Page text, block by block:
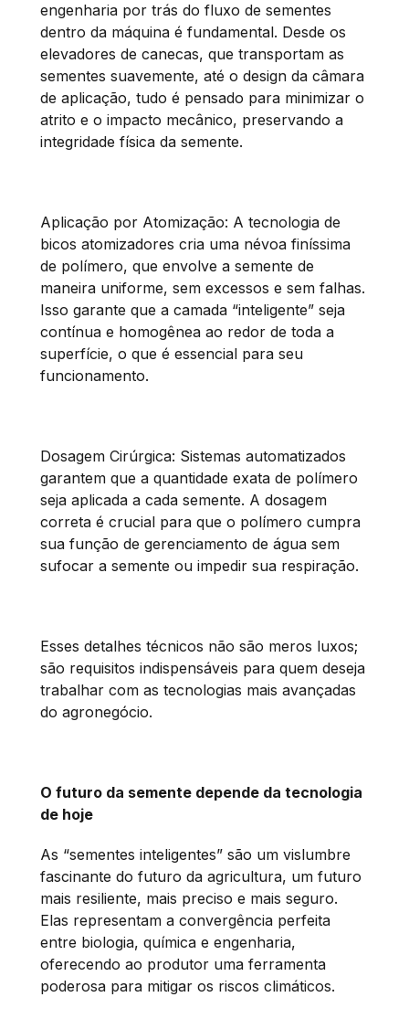
engenharia por trás do fluxo de sementes
dentro da máquina é fundamental. Desde os
elevadores de canecas, que transportam as
sementes suavemente, até o design da câmara
de aplicação, tudo é pensado para minimizar o
atrito e o impacto mecânico, preservando a
integridade física da semente.
Aplicação por Atomização: A tecnologia de
bicos atomizadores cria uma névoa finíssima
de polímero, que envolve a semente de
maneira uniforme, sem excessos e sem falhas.
Isso garante que a camada “inteligente” seja
contínua e homogênea ao redor de toda a
superfície, o que é essencial para seu
funcionamento.
Dosagem Cirúrgica: Sistemas automatizados
garantem que a quantidade exata de polímero
seja aplicada a cada semente. A dosagem
correta é crucial para que o polímero cumpra
sua função de gerenciamento de água sem
sufocar a semente ou impedir sua respiração.
Esses detalhes técnicos não são meros luxos;
são requisitos indispensáveis para quem deseja
trabalhar com as tecnologias mais avançadas
do agronegócio.
O futuro da semente depende da tecnologia
de hoje
As “sementes inteligentes” são um vislumbre
fascinante do futuro da agricultura, um futuro
mais resiliente, mais preciso e mais seguro.
Elas representam a convergência perfeita
entre biologia, química e engenharia,
oferecendo ao produtor uma ferramenta
poderosa para mitigar os riscos climáticos.